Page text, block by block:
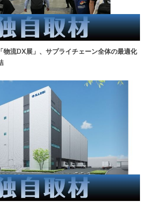
物流DX展」、サプライチェーン全体の最適化